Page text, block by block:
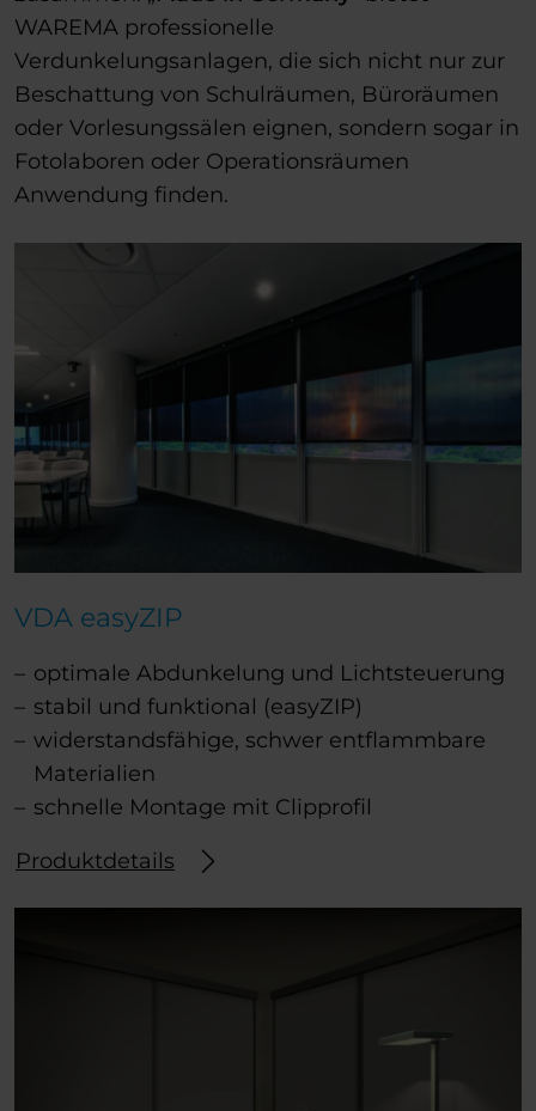
WAREMA professionelle
Verdunkelungsanlagen, die sich nicht nur zur
Beschattung von Schulräumen, Büroräumen
oder Vorlesungssälen eignen, sondern sogar in
Fotolaboren oder Operationsräumen
Anwendung finden.
VDA easyZIP
optimale Abdunkelung und Lichtsteuerung
stabil und funktional (easyZIP)
widerstandsfähige, schwer entflammbare
Materialien
schnelle Montage mit Clipprofil
Produktdetails